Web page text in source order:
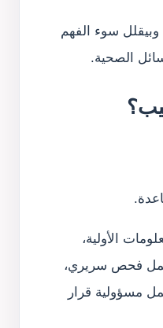
سوء الفهم
الصحية.
الأولية،
فحص سريري،
مسؤولية قرار